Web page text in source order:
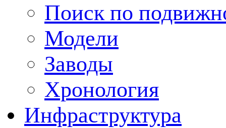
Поиск по
Модели
Заводы
Хронология
Инфраструктура